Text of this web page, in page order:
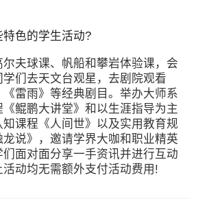
特色的学生活动?
尔夫球课、帆船和攀岩体验课，会
们去天文台观星，去剧院观看
《雷雨》等经典剧目。举办大师系
《鲲鹏大讲堂》和以生涯指导为主
知课程《人间世》以及实用教育规
说》，邀请学界大咖和职业精英
们面对面分享一手资讯并进行互动
活动均无需额外支付活动费用!